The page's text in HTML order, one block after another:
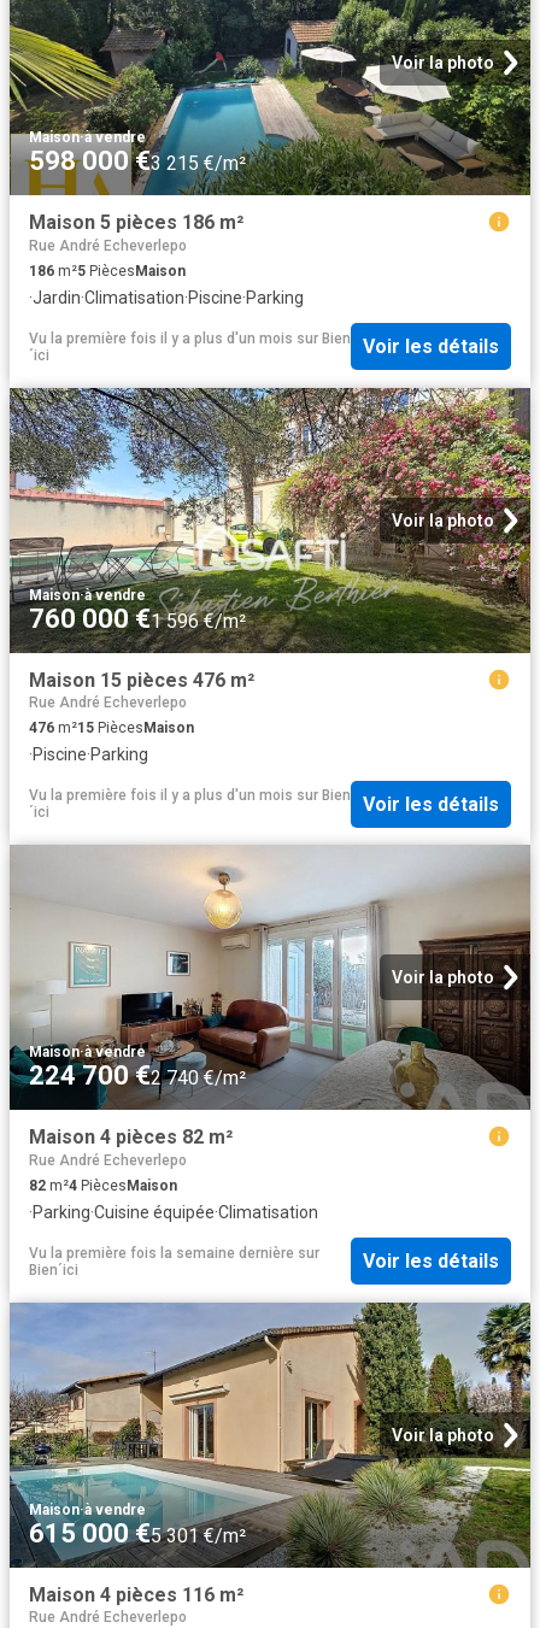
Voir la photo
Maison·à vendre
598 000 €3 215 €/m²
Maison 5 pièces 186 m²
Rue André Echeverlepo
186 m²5 PiècesMaison
·Jardin·Climatisation·Piscine·Parking
Vu la première fois il y a plus d'un mois sur Bien
´ici
Voir les détails
Voir la photo
Maison·à vendre
760 000 €1 596 €/m²
Maison 15 pièces 476 m²
Rue André Echeverlepo
476 m²15 Pièces Maison
·Piscine·Parking
Vu la première fois il y a plus d'un mois sur Bien
´ici
Voir les détails
Voir la photo
Maison·à vendre
224 700 €2 740 €/m²
Maison 4 pièces 82 m²
Rue André Echeverlepo
82 m²4 PiècesMaison
·Parking·Cuisine équipée·Climatisation
Vu la première fois la semaine dernière sur
Bien´ici
Voir les détails
Voir la photo
Maison·à vendre
615 000 €5 301 €/m²
Maison 4 pièces 116 m²
Rue André Echeverlepo